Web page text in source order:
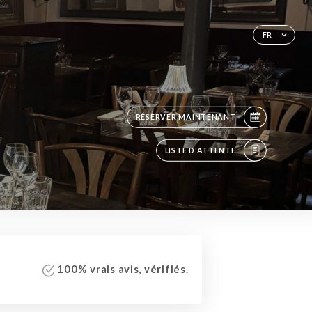
FR
RÉSERVER MAINTENANT
LISTE D'ATTENTE
100% vrais avis, vérifiés.